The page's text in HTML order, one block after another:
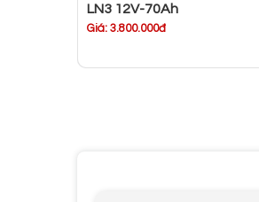
LN3 12V-70Ah
Giá: 3.800.000đ